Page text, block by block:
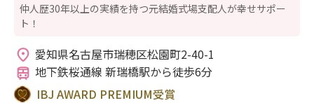
仲人歴30年以上の実績を持つ元結婚式場支配人が幸せサポー
ト！
地下鉄桜通線 新瑞橋駅から徒歩6分
IBJ AWARD PREMIUM受賞